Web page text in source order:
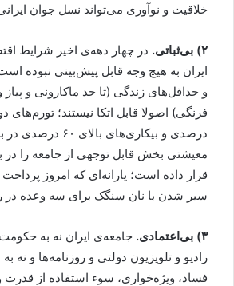
خلاقیت و نوآوری می‌تواند نسل جوان
۲) بی‌ثباتی. در چهار دهه‌ی اخیر شرایط
ایران به هیچ وجه قابل پیش‌بینی نبوده
و حداقل‌های زندگی (تا حد ماکارونی و
درصدی و بیکاری‌های
معیشتی بخش قابل توجهی از جامعه را در
قرار داده است؛ یارانه‌ای که امروز
سیر شدن با نان سنگک برای سه وعده در
۳) بی‌اعتمادی.
جامعه‌ی ایران نه به حکومت
رادیو و تلویزیون دولتی و روزنامه‌ها و نه
فساد، ویژه‌خواری، سوء استفاده از قدرت